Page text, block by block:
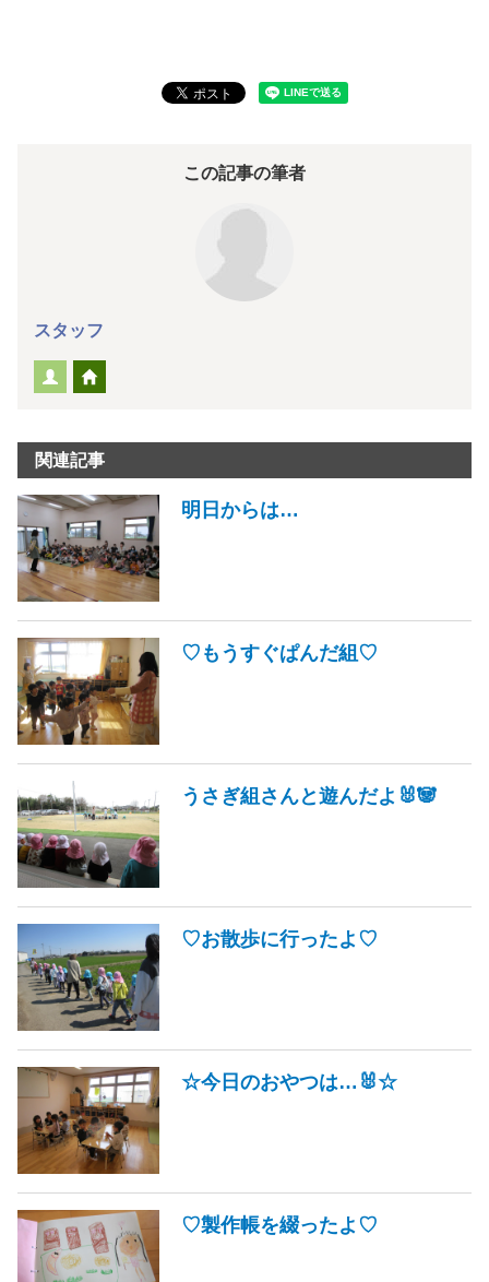
この記事の筆者
スタッフ
関連記事
明日からは…
♡もうすぐぱんだ組♡
うさぎ組さんと遊んだよ🐰🐼
♡お散歩に行ったよ♡
☆今日のおやつは…🐰☆
♡製作帳を綴ったよ♡